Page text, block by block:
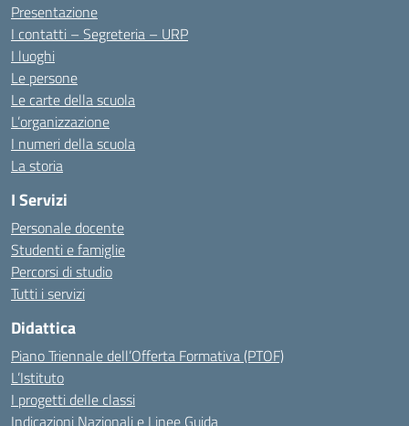
Presentazione
I contatti – Segreteria – URP
I luoghi
Le persone
Le carte della scuola
L’organizzazione
I numeri della scuola
La storia
I Servizi
Personale docente
Studenti e famiglie
Percorsi di studio
Tutti i servizi
Didattica
Piano Triennale dell’Offerta Formativa (PTOF)
L’Istituto
I progetti delle classi
Indicazioni Nazionali e Linee Guida